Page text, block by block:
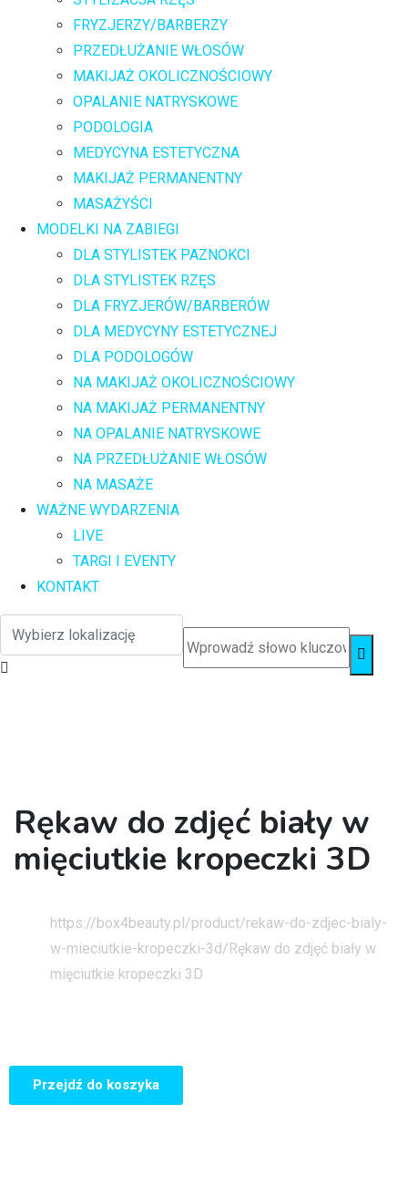
FRYZJERZY/BARBERZY
PRZEDŁUŻANIE WŁOSÓW
MAKIJAŻ OKOLICZNOŚCIOWY
OPALANIE NATRYSKOWE
PODOLOGIA
MEDYCYNA ESTETYCZNA
MAKIJAŻ PERMANENTNY
MASAŻYŚCI
MODELKI NA ZABIEGI
DLA STYLISTEK PAZNOKCI
DLA STYLISTEK RZĘS
DLA FRYZJERÓW/BARBERÓW
DLA MEDYCYNY ESTETYCZNEJ
DLA PODOLOGÓW
NA MAKIJAŻ OKOLICZNOŚCIOWY
NA MAKIJAŻ PERMANENTNY
NA OPALANIE NATRYSKOWE
NA PRZEDŁUŻANIE WŁOSÓW
NA MASAŻE
WAŻNE WYDARZENIA
LIVE
TARGI I EVENTY
KONTAKT
Rękaw do zdjęć biały w
mięciutkie kropeczki 3D
https://box4beauty.pl/product/rekaw-do-zdjec-bialy-
w-mieciutkie-kropeczki-3d/Rękaw do zdjęć biały w
mięciutkie kropeczki 3D
Przejdź do koszyka